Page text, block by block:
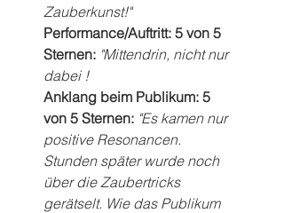
Zauberkunst!"
Performance/Auftritt: 5 von 5
Sternen: "Mittendrin, nicht nur
dabei !
Anklang beim Publikum: 5
von 5 Sternen: "Es kamen nur
positive Resonancen.
Stunden später wurde noch
über die Zaubertricks
gerätselt. Wie das Publikum